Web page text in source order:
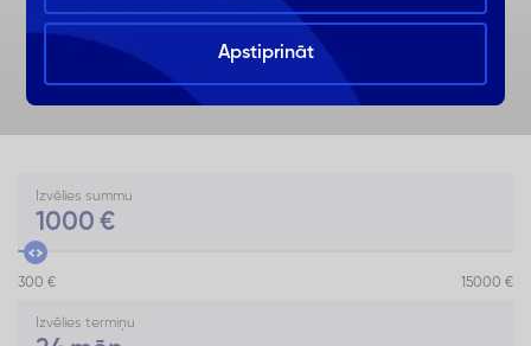
Izvēlies summu
1000 €
300 € 15000 €
Izvēlies termiņu
Apstiprināt